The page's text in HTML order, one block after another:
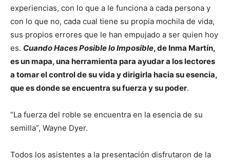
experiencias, con lo que a le funciona a cada persona y
con lo que no, cada cual tiene su propia mochila de vida,
sus propios errores que le han empujado a ser quien hoy
es. Cuando Haces Posible lo Imposible, de Inma Martín,
es un mapa, una herramienta para ayudar a los lectores
a tomar el control de su vida y dirigirla hacia su esencia,
que es donde se encuentra su fuerza y su poder.
“La fuerza del roble se encuentra en la esencia de su
semilla”, Wayne Dyer.
Todos los asistentes a la presentación disfrutaron de la